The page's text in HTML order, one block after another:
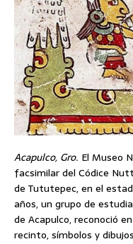
Acapulco, Gro. El Museo
facsimilar del Códice
de Tututepec, en el
años, un grupo de
de Acapulco, reconoció
recinto, símbolos y